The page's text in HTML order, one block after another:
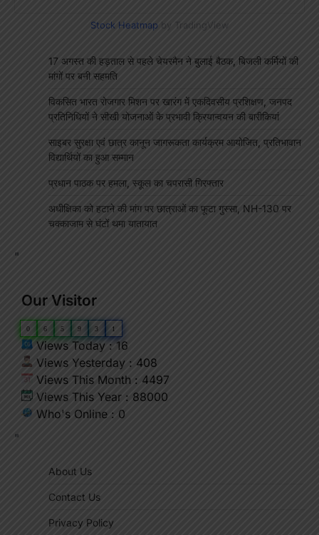
Stock Heatmap by TradingView
17 अगस्त की हड़ताल से पहले चेयरमैन ने बुलाई बैठक, बिजली कर्मियों की
मांगों पर बनी सहमति
विकसित भारत रोजगार मिशन पर खारंग में एकदिवसीय प्रशिक्षण, जनपद
प्रतिनिधियों ने सीखी योजनाओं के प्रभावी क्रियान्वयन की बारीकियां
साइबर सुरक्षा एवं छात्र कानून जागरूकता कार्यक्रम आयोजित, प्रतिभावान
विद्यार्थियों का हुआ सम्मान
प्रधान पाठक पर हमला, स्कूल का चपरासी गिरफ्तार
अधीक्षिका को हटाने की मांग पर छात्राओं का फूटा गुस्सा, NH-130 पर
चक्काजाम से घंटों थमा यातायात
"
Our Visitor
0 6 5 9 3 1
Views Today : 16
Views Yesterday : 408
Views This Month : 4497
Views This Year : 88000
Who's Online : 0
"
About Us
Contact Us
Privacy Policy